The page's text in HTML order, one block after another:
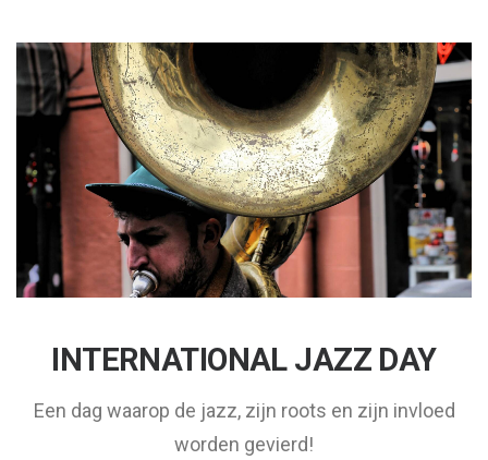
INTERNATIONAL JAZZ DAY
Een dag waarop de jazz, zijn roots en zijn invloed
worden gevierd!